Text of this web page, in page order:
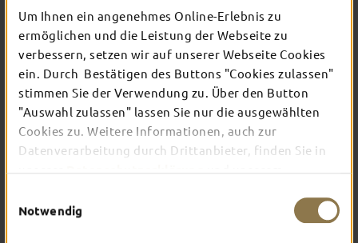
Um Ihnen ein angenehmes Online-Erlebnis zu
ermöglichen und die Leistung der Webseite zu
verbessern, setzen wir auf unserer Webseite Cookies
ein. Durch Bestätigen des Buttons "Cookies zulassen"
stimmen Sie der Verwendung zu. Über den Button
"Auswahl zulassen" lassen Sie nur die ausgewählten
Cookies zu. Weitere Informationen, auch zur
Datenverarbeitung durch Drittanbieter, finden Sie in
Notwendig
TOP-EVENTS
In Fulda ist irgendwo immer etwas los: Ob
Konzert, Musical, Erlebnis-Stadtführung oder
Theater – entdecke hier aktuelle Veranstaltungen
und Highlights in und um Fulda.